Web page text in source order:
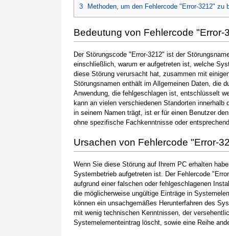
3
Methoden, um den Fehlercode "Error-3212" zu
Bedeutung von Fehlercode "Error-
Der Störungscode "Error-3212" ist der
einschließlich, warum er aufgetreten ist, welche
diese Störung verursacht hat, zusammen mit
Störungsnamen enthält im Allgemeinen Daten, die
Anwendung, die fehlgeschlagen ist, entschlüsselt
kann an vielen verschiedenen Standorten
in seinem Namen trägt, ist er für einen Benutzer
ohne spezifische Fachkenntnisse oder
Ursachen von Fehlercode "Error-
Wenn Sie diese Störung auf Ihrem PC erhalten
Systembetrieb aufgetreten ist. Der Fehlercode
aufgrund einer falschen oder fehlgeschlagenen
die möglicherweise ungültige Einträge in
können ein unsachgemäßes Herunterfahren des
mit wenig technischen Kenntnissen, der
Systemelementeintrag löscht, sowie eine Reihe